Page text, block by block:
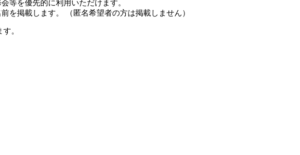
等を優先的に利用いただけます。
を掲載します。 （匿名希望者の方は掲載しません）
。